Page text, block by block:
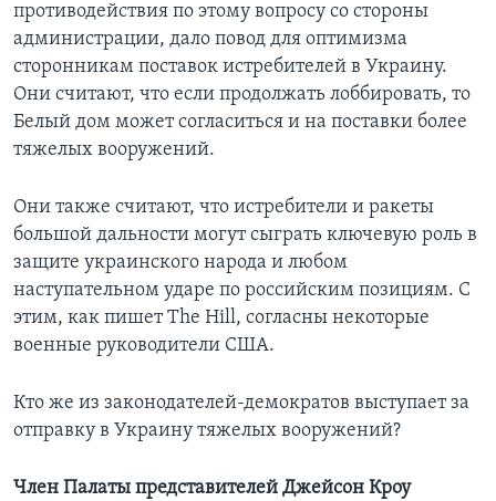
противодействия по этому вопросу со стороны
администрации, дало повод для оптимизма
сторонникам поставок истребителей в Украину.
Они считают, что если продолжать лоббировать, то
Белый дом может согласиться и на поставки более
тяжелых вооружений.
Они также считают, что истребители и ракеты
большой дальности могут сыграть ключевую роль в
защите украинского народа и любом
наступательном ударе по российским позициям. С
этим, как пишет The Hill, согласны некоторые
военные руководители США.
Кто же из законодателей-демократов выступает за
отправку в Украину тяжелых вооружений?
Член Палаты представителей Джейсон Кроу